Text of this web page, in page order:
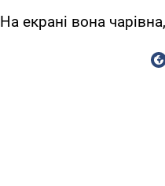
На екрані вона